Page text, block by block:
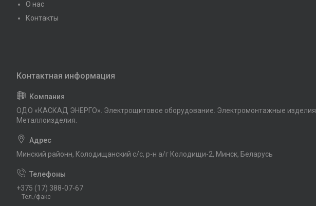
О нас
Контакты
ОДО «КАСКАД ЭНЕРГО». Электрощитовое оборудование. Электромонтажные изделия.
Металлоизделия.
Минский районн, Колодищанский с/с, р-н а/г Колодищи-2, Минск, Беларусь
+375 (17) 388-07-67
Тел./факс